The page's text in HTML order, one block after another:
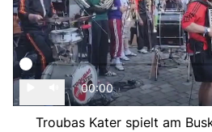
00:00
Troubas Kater spielt am